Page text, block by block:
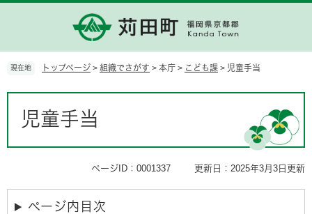
の
で
ー
ば
現在地 トップページ > 組織でさがす > 本庁 > こども課 > 児童手当
児童手当
ページID：0001337 更新日：2025年3月3日更新
ページ内目次